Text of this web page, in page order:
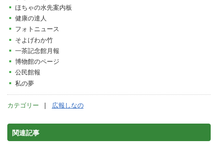
ほちゃの水先案内板
健康の達人
フォトニュース
そよげわか竹
一茶記念館月報
博物館のページ
公民館報
私の夢
カテゴリー 広報しなの
関連記事